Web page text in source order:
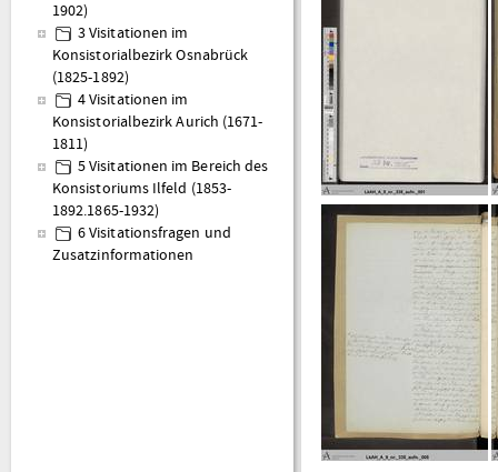
1902)
3 Visitationen im
Konsistorialbezirk Osnabrück
(1825-1892)
4 Visitationen im
Konsistorialbezirk Aurich (1671-
1811)
5 Visitationen im Bereich des
Konsistoriums Ilfeld (1853-
1892.1865-1932)
6 Visitationsfragen und
Zusatzinformationen